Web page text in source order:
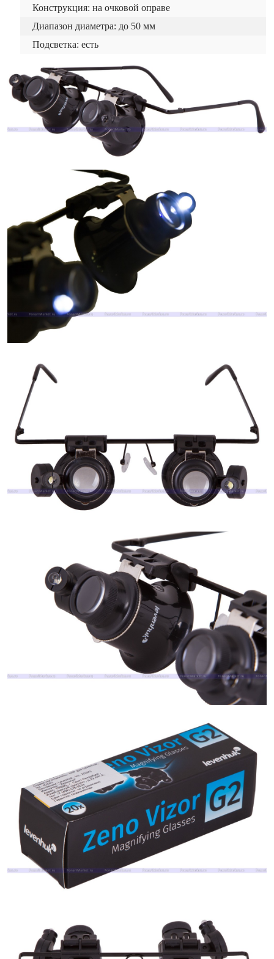
Конструкция: на очковой оправе
Диапазон диаметра: до 50 мм
Подсветка: есть